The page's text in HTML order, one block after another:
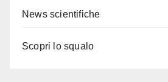
News scientifiche
Scopri lo squalo